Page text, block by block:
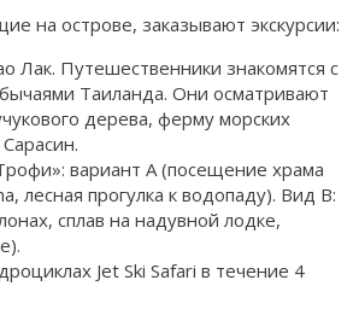
на острове, заказывают экскурсии:
Лак. Путешественники знакомятся с
Таиланда. Они осматривают
дерева, ферму морских
вариант А (посещение храма
лесная прогулка к водопаду). Вид В:
сплав на надувной лодке,
Jet Ski Safari в течение 4